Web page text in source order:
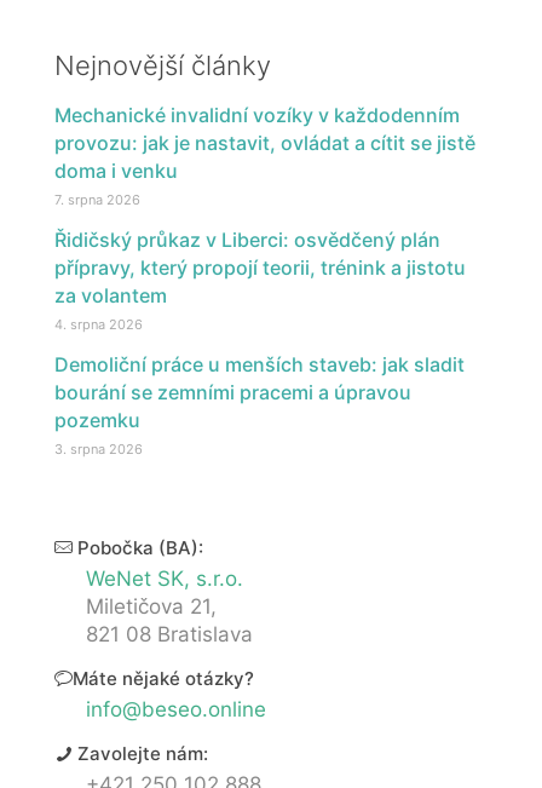
Nejnovější články
Mechanické invalidní vozíky v každodenním
provozu: jak je nastavit, ovládat a cítit se jistě
doma i venku
7. srpna 2026
Řidičský průkaz v Liberci: osvědčený plán
přípravy, který propojí teorii, trénink a jistotu
za volantem
4. srpna 2026
Demoliční práce u menších staveb: jak sladit
bourání se zemními pracemi a úpravou
pozemku
3. srpna 2026
Pobočka (BA):
WeNet SK, s.r.o.
Miletičova 21,
821 08 Bratislava
Máte nějaké otázky?
info@beseo.online
Zavolejte nám: